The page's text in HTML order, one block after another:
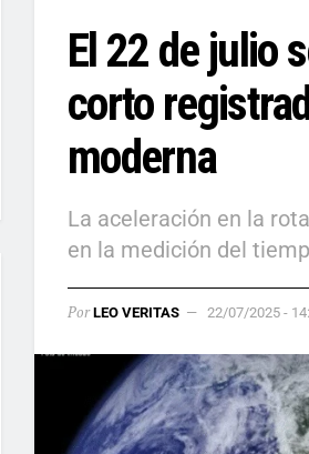
El 22 de julio
corto
moderna
La aceleración en la
en la medición del
Por LEO VERITAS 22/07/2025 -